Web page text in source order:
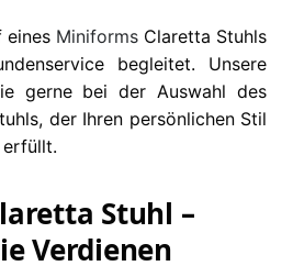
eines Miniforms Claretta Stuhls
begleitet. Unsere
gerne bei der Auswahl des
der Ihren persönlichen Stil
erfüllt.
Stuhl –
Verdienen